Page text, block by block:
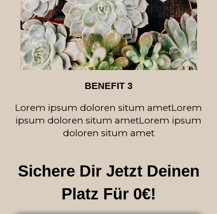
BENEFIT 3
Lorem ipsum doloren situm ametLorem
ipsum doloren situm ametLorem ipsum
doloren situm amet
Sichere Dir Jetzt Deinen
Platz Für 0€!